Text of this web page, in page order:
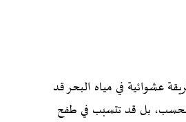
عشوائية في مياه البحر قد
فحسب، بل قد تتسبب في طفح